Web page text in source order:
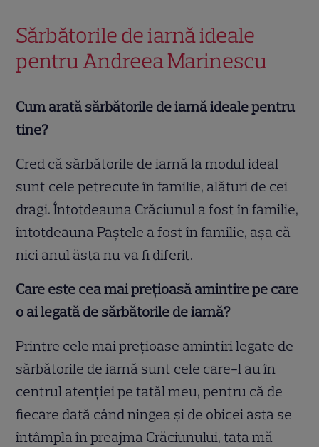
Sărbătorile de iarnă ideale
pentru Andreea Marinescu
Cum arată sărbătorile de iarnă ideale pentru
tine?
Cred că sărbătorile de iarnă la modul ideal
sunt cele petrecute în familie, alături de cei
dragi. Întotdeauna Crăciunul a fost în familie,
întotdeauna Paștele a fost în familie, așa că
nici anul ăsta nu va fi diferit.
Care este cea mai prețioasă amintire pe care
o ai legată de sărbătorile de iarnă?
Printre cele mai prețioase amintiri legate de
sărbătorile de iarnă sunt cele care-l au în
centrul atenției pe tatăl meu, pentru că de
fiecare dată când ningea și de obicei asta se
întâmpla în preajma Crăciunului, tata mă